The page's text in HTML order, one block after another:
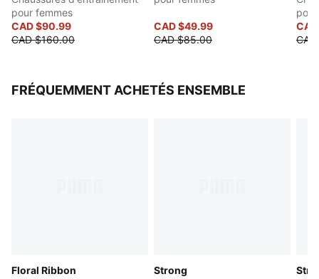
pour femmes
CAD $90.99
CAD $160.00
CAD $49.99
CAD $85.00
FRÉQUEMMENT ACHETÉS ENSEMBLE
Floral Ribbon
Strong